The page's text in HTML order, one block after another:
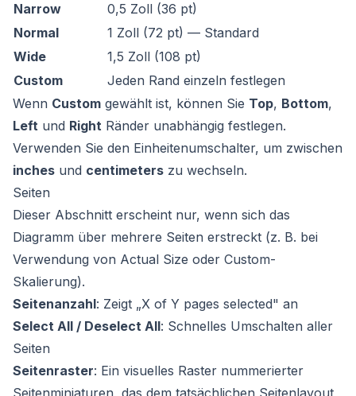
Narrow
0,5 Zoll (36 pt)
Normal
1 Zoll (72 pt) — Standard
Wide
1,5 Zoll (108 pt)
Custom
Jeden Rand einzeln festlegen
Wenn Custom gewählt ist, können Sie Top, Bottom,
Left und Right Ränder unabhängig festlegen.
Verwenden Sie den Einheitenumschalter, um zwischen
inches und centimeters zu wechseln.
Seiten
Dieser Abschnitt erscheint nur, wenn sich das
Diagramm über mehrere Seiten erstreckt (z. B. bei
Verwendung von Actual Size oder Custom-
Skalierung).
Seitenanzahl: Zeigt „X of Y pages selected" an
Select All / Deselect All: Schnelles Umschalten aller
Seiten
Seitenraster: Ein visuelles Raster nummerierter
Seitenminiaturen, das dem tatsächlichen Seitenlayout